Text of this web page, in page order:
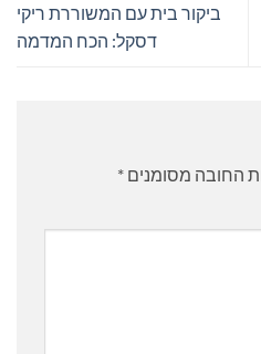
ביקור בית עם המשוררת ריקי
דסקל: הכח המדמה
החובה מסומנים *